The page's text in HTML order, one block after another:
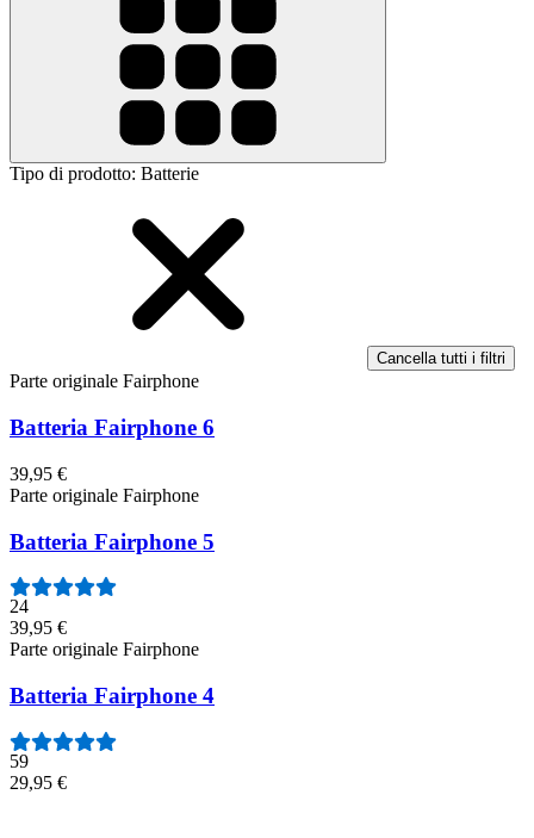
Tipo di prodotto: Batterie
Cancella tutti i filtri
Parte originale Fairphone
Batteria Fairphone 6
39,95 €
Parte originale Fairphone
Batteria Fairphone 5
24
39,95 €
Parte originale Fairphone
Batteria Fairphone 4
59
29,95 €